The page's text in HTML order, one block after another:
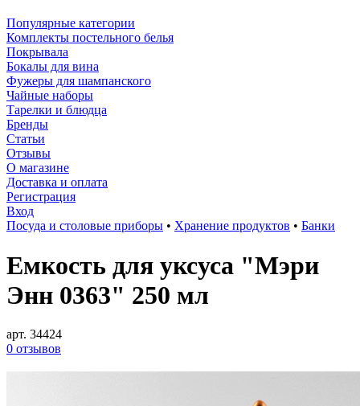
Популярные категории
Комплекты постельного белья
Покрывала
Бокалы для вина
Фужеры для шампанского
Чайные наборы
Тарелки и блюдца
Бренды
Статьи
Отзывы
О магазине
Доставка и оплата
Регистрация
Вход
Посуда и столовые приборы • Хранение продуктов • Банки
Емкость для уксуса "Мэри
Энн 0363" 250 мл
арт. 34424
0 отзывов